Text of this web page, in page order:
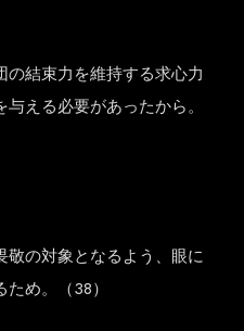
の結束力を維持する求心力
える必要があったから。
敬の対象となるよう、眼に
め。（38）